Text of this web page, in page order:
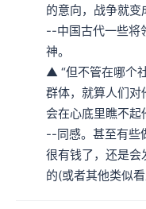
的意向，战争就变
--中国古代一些将
神。
▲ “但不管在哪个
群体，就算人们对
会在心底里瞧不起
--同感。甚至有些
很有钱了，还是会
的(或者其他类似